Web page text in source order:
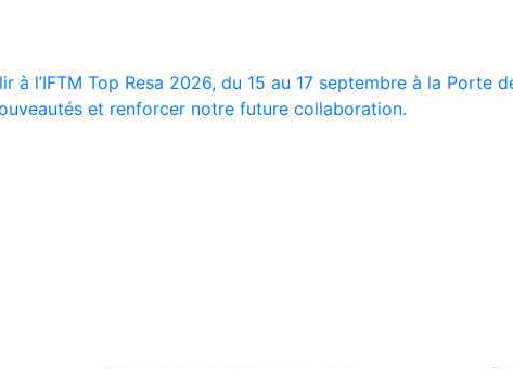
à l’IFTM Top Resa 2026, du 15 au 17 septembre à la Porte
et renforcer notre future collaboration.